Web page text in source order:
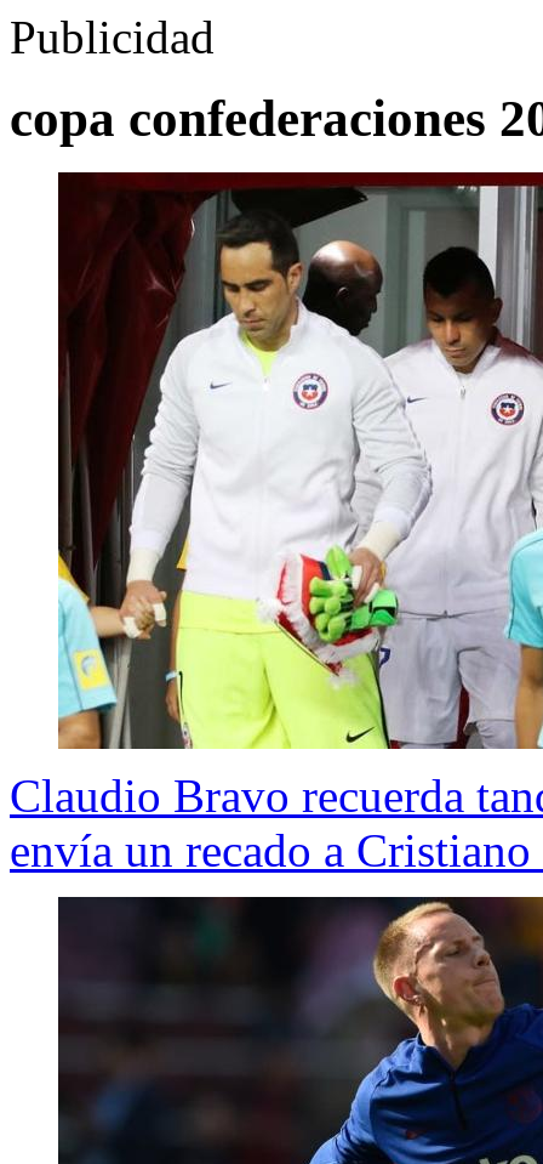
Publicidad
copa confederaciones
Claudio Bravo recuerda
envía un recado a